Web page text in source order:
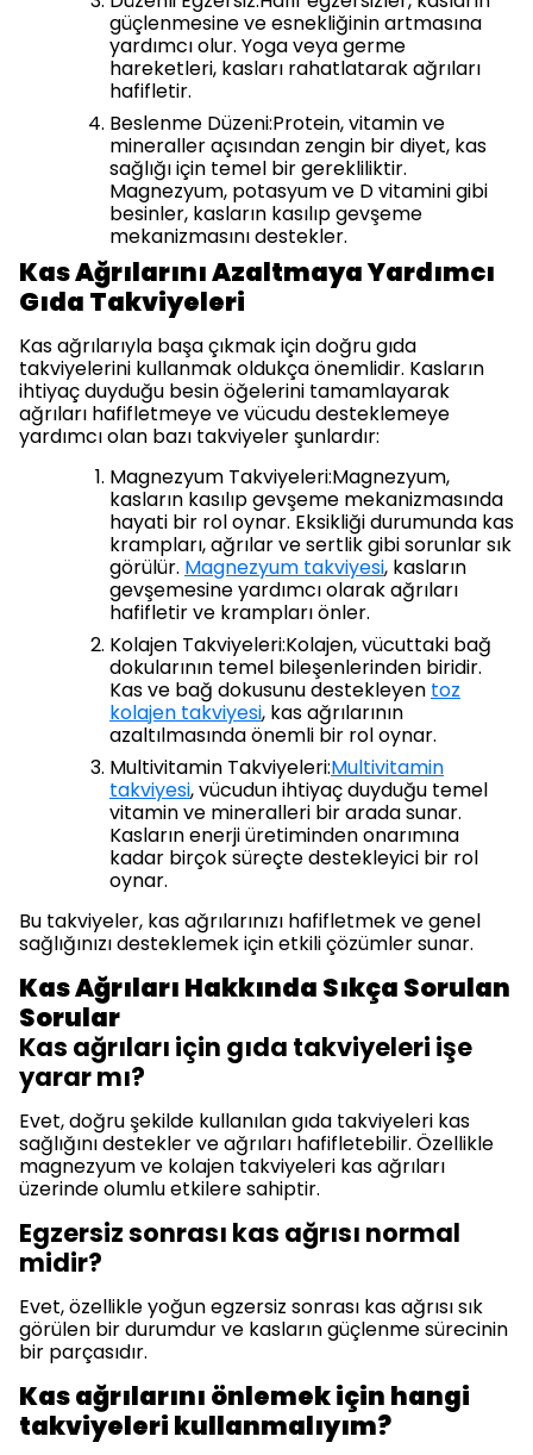
güçlenmesine ve esnekliğinin artmasına
yardımcı olur. Yoga veya germe
hareketleri, kasları rahatlatarak ağrıları
hafifletir.
Beslenme Düzeni:Protein, vitamin ve
mineraller açısından zengin bir diyet, kas
sağlığı için temel bir gerekliliktir.
Magnezyum, potasyum ve D vitamini gibi
besinler, kasların kasılıp gevşeme
mekanizmasını destekler.
Kas Ağrılarını Azaltmaya Yardımcı
Gıda Takviyeleri
Kas ağrılarıyla başa çıkmak için doğru gıda
takviyelerini kullanmak oldukça önemlidir. Kasların
ihtiyaç duyduğu besin öğelerini tamamlayarak
ağrıları hafifletmeye ve vücudu desteklemeye
yardımcı olan bazı takviyeler şunlardır:
Magnezyum Takviyeleri:Magnezyum,
kasların kasılıp gevşeme mekanizmasında
hayati bir rol oynar. Eksikliği durumunda kas
krampları, ağrılar ve sertlik gibi sorunlar sık
görülür. Magnezyum takviyesi, kasların
gevşemesine yardımcı olarak ağrıları
hafifletir ve krampları önler.
Kolajen Takviyeleri:Kolajen, vücuttaki bağ
dokularının temel bileşenlerinden biridir.
Kas ve bağ dokusunu destekleyen toz
kolajen takviyesi, kas ağrılarının
azaltılmasında önemli bir rol oynar.
Multivitamin Takviyeleri:Multivitamin
takviyesi, vücudun ihtiyaç duyduğu temel
vitamin ve mineralleri bir arada sunar.
Kasların enerji üretiminden onarımına
kadar birçok süreçte destekleyici bir rol
oynar.
Bu takviyeler, kas ağrılarınızı hafifletmek ve genel
sağlığınızı desteklemek için etkili çözümler sunar.
Kas Ağrıları Hakkında Sıkça Sorulan
Sorular
Kas ağrıları için gıda takviyeleri işe
yarar mı?
Evet, doğru şekilde kullanılan gıda takviyeleri kas
sağlığını destekler ve ağrıları hafifletebilir. Özellikle
magnezyum ve kolajen takviyeleri kas ağrıları
üzerinde olumlu etkilere sahiptir.
Egzersiz sonrası kas ağrısı normal
midir?
Evet, özellikle yoğun egzersiz sonrası kas ağrısı sık
görülen bir durumdur ve kasların güçlenme sürecinin
bir parçasıdır.
Kas ağrılarını önlemek için hangi
takviyeleri kullanmalıyım?